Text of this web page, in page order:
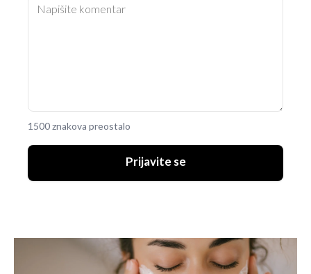
1500 znakova preostalo
Prijavite se